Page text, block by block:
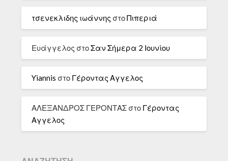
τσενεκλιδης ιωάννης στοΠιπεριά
Ευάγγελος στοΣαν Σήμερα 2 Ιουνίου
Yiannis στο Γέροντας Αγγελος
ΑΛΕΞΑΝΔΡΟΣ ΓΕΡΟΝΤΑΣ στο Γέροντας
Αγγελος